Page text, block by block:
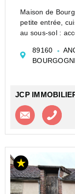
Maison de
petite entrée,
au sous-sol :
à mi-étage :
Au 2ème étage
89160
JCP
Contacter